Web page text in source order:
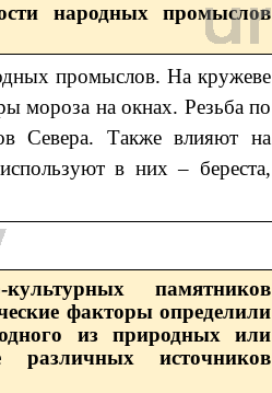
народных промыслов
промыслов. На кружеве
мороза на окнах. Резьба по
Севера. Также влияют на
в них ‒ береста,
памятников
факторы определили
из природных или
источников